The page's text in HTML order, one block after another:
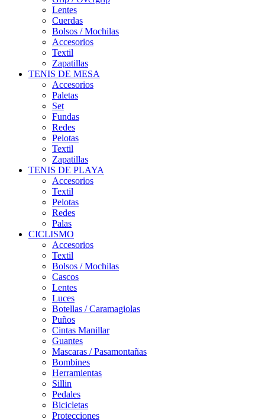
Lentes
Cuerdas
Bolsos / Mochilas
Accesorios
Textil
Zapatillas
TENIS DE MESA
Accesorios
Paletas
Set
Fundas
Redes
Pelotas
Textil
Zapatillas
TENIS DE PLAYA
Accesorios
Textil
Pelotas
Redes
Palas
CICLISMO
Accesorios
Textil
Bolsos / Mochilas
Cascos
Lentes
Luces
Botellas / Caramagiolas
Puños
Cintas Manillar
Guantes
Mascaras / Pasamontañas
Bombines
Herramientas
Sillin
Pedales
Bicicletas
Protecciones